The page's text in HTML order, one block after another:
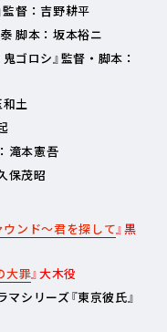
監督：吉野耕平
脚本：坂本裕ニ
ロシ』監督・脚本：
土
滝本憲吾
保茂昭
ンド～君を探して』黒
大罪』大木役
シリーズ『東京彼氏』